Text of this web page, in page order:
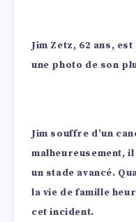
Jim Zetz, 62 ans,
une photo de son
Jim souffre d’un
malheureusement,
un stade avancé.
la vie de famille
cet incident.